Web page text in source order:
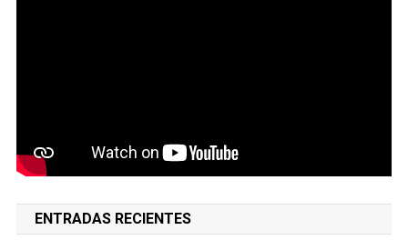
ENTRADAS RECIENTES